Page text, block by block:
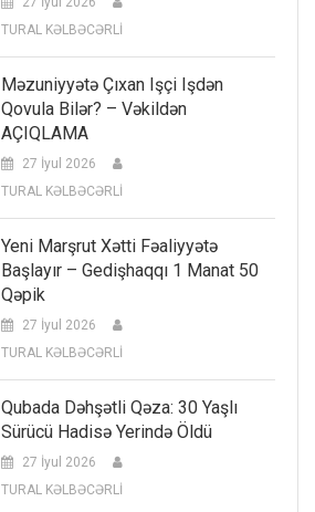
TURAL KƏLBƏCƏRLİ
Məzuniyyətə Çıxan Işçi Işdən
Qovula Bilər? – Vəkildən
AÇIQLAMA
27 İyul 2026
TURAL KƏLBƏCƏRLİ
Yeni Marşrut Xətti Fəaliyyətə
Başlayır – Gedişhaqqı 1 Manat 50
Qəpik
27 İyul 2026
TURAL KƏLBƏCƏRLİ
Qubada Dəhşətli Qəza: 30 Yaşlı
Sürücü Hadisə Yerində Öldü
27 İyul 2026
TURAL KƏLBƏCƏRLİ